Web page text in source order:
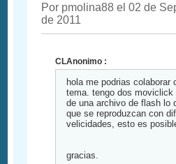
Por pmolina88 el 02 de
de 2011
CLAnonimo :
hola me podrias colaborar
tema. tengo dos moviclick
de una archivo de flash lo
que se reproduzcan con
velicidades, esto es
gracias.